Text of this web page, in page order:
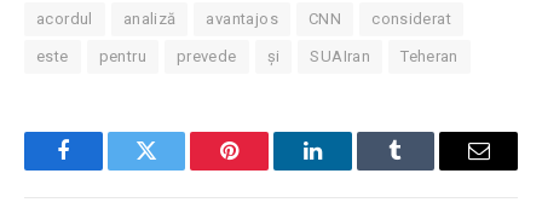
acordul analiză avantajos CNN considerat
este pentru prevede și SUAIran Teheran
FacebookTwitter Pinterest LinkedInTumblr Email